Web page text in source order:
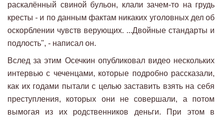
раскалённый свиной бульон, клали зачем-то на грудь
кресты - и по данным фактам никаких уголовных дел об
оскорблении чувств верующих. ...Двойные стандарты и
подлость", - написал он.
Вслед за этим Осечкин опубликовал видео нескольких
интервью с чеченцами, которые подробно рассказали,
как их годами пытали с целью заставить взять на себя
преступления, которых они не совершали, а потом
вымогая из их родственников деньги. При этом в